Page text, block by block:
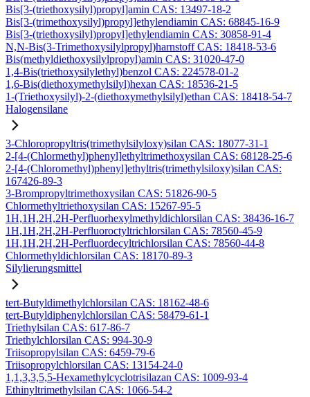
Bis[3-(triethoxysilyl)propyl]amin CAS: 13497-18-2
Bis[3-(trimethoxysilyl)propyl]ethylendiamin CAS: 68845-16-9
Bis[3-(triethoxysilyl)propyl]ethylendiamin CAS: 30858-91-4
N,N-Bis(3-Trimethoxysilylpropyl)harnstoff CAS: 18418-53-6
Bis(methyldiethoxysilylpropyl)amin CAS: 31020-47-0
1,4-Bis(triethoxysilylethyl)benzol CAS: 224578-01-2
1,6-Bis(diethoxymethylsilyl)hexan CAS: 18536-21-5
1-(Triethoxysilyl)-2-(diethoxymethylsilyl)ethan CAS: 18418-54-7
Halogensilane
3-Chloropropyltris(trimethylsilyloxy)silan CAS: 18077-31-1
2-[4-(Chlormethyl)phenyl]ethyltrimethoxysilan CAS: 68128-25-6
2-[4-(Chloromethyl)phenyl]ethyltris(trimethylsiloxy)silan CAS:
167426-89-3
3-Brompropyltrimethoxysilan CAS: 51826-90-5
Chlormethyltriethoxysilan CAS: 15267-95-5
1H,1H,2H,2H-Perfluorhexylmethyldichlorsilan CAS: 38436-16-7
1H,1H,2H,2H-Perfluoroctyltrichlorsilan CAS: 78560-45-9
1H,1H,2H,2H-Perfluordecyltrichlorsilan CAS: 78560-44-8
Chlormethyldichlorsilan CAS: 18170-89-3
Silylierungsmittel
tert-Butyldimethylchlorsilan CAS: 18162-48-6
tert-Butyldiphenylchlorsilan CAS: 58479-61-1
Triethylsilan CAS: 617-86-7
Triethylchlorsilan CAS: 994-30-9
Triisopropylsilan CAS: 6459-79-6
Triisopropylchlorsilan CAS: 13154-24-0
1,1,3,3,5,5-Hexamethylcyclotrisilazan CAS: 1009-93-4
Ethinyltrimethylsilan CAS: 1066-54-2